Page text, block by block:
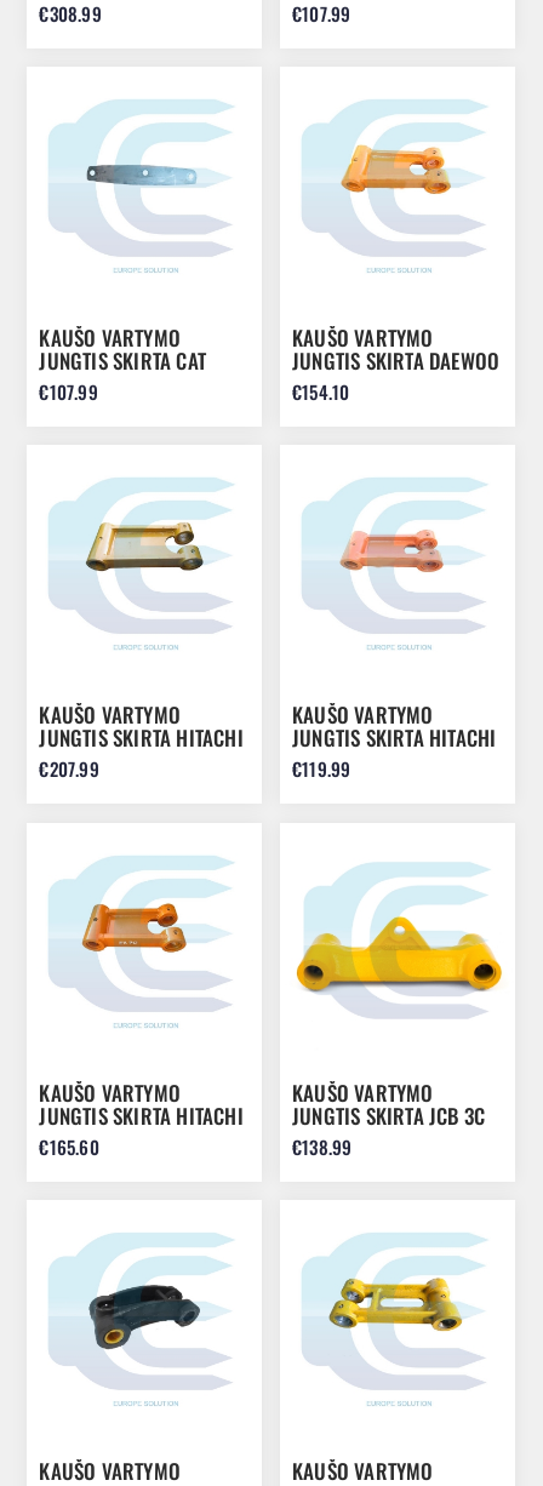
1748255
€308.99 3967290
€107.99
KAUŠO VARTYMO
JUNGTIS SKIRTA CAT
432E 442D 420D 428D
428E 1114339
€107.99
KAUŠO VARTYMO
JUNGTIS SKIRTA DAEWOO
/ DOOSAN DH80 DX80
K1029283
€154.10
KAUŠO VARTYMO
JUNGTIS SKIRTA HITACHI
EX120 EX100 EX130
8062273
€207.99
KAUŠO VARTYMO
JUNGTIS SKIRTA HITACHI
EX55 EX60 8063124
€119.99
KAUŠO VARTYMO
JUNGTIS SKIRTA HITACHI
EX70 EX80 EX60
8066896
€165.60
KAUŠO VARTYMO
JUNGTIS SKIRTA JCB 3C
3CX 3D 3DS 4C 4CN 4CX
122/92400
€138.99
KAUŠO VARTYMO KAUŠO VARTYMO